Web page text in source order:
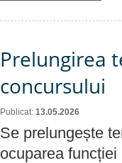
Prelungirea
concursului
Publicat: 13.05.2026
Se prelungește
ocuparea